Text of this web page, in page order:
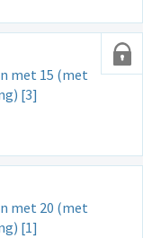
met 15 (met
[3]
met 20 (met
[1]